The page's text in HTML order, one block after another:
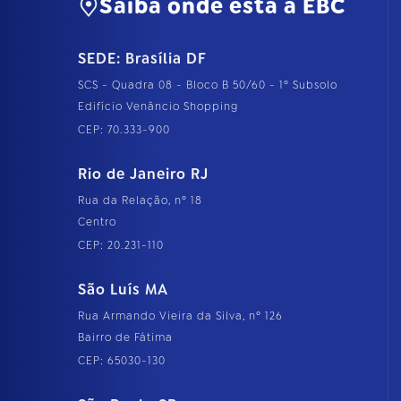
Saiba onde está a EBC
SEDE: Brasília DF
SCS - Quadra 08 - Bloco B 50/60 - 1º Subsolo
Edifício Venâncio Shopping
CEP: 70.333-900
Rio de Janeiro RJ
Rua da Relação, nº 18
Centro
CEP: 20.231-110
São Luís MA
Rua Armando Vieira da Silva, nº 126
Bairro de Fátima
CEP: 65030-130